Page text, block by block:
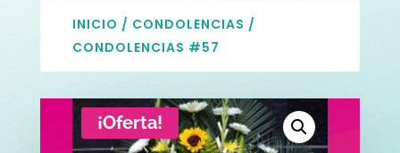
INICIO / CONDOLENCIAS /
CONDOLENCIAS #57
¡Oferta!